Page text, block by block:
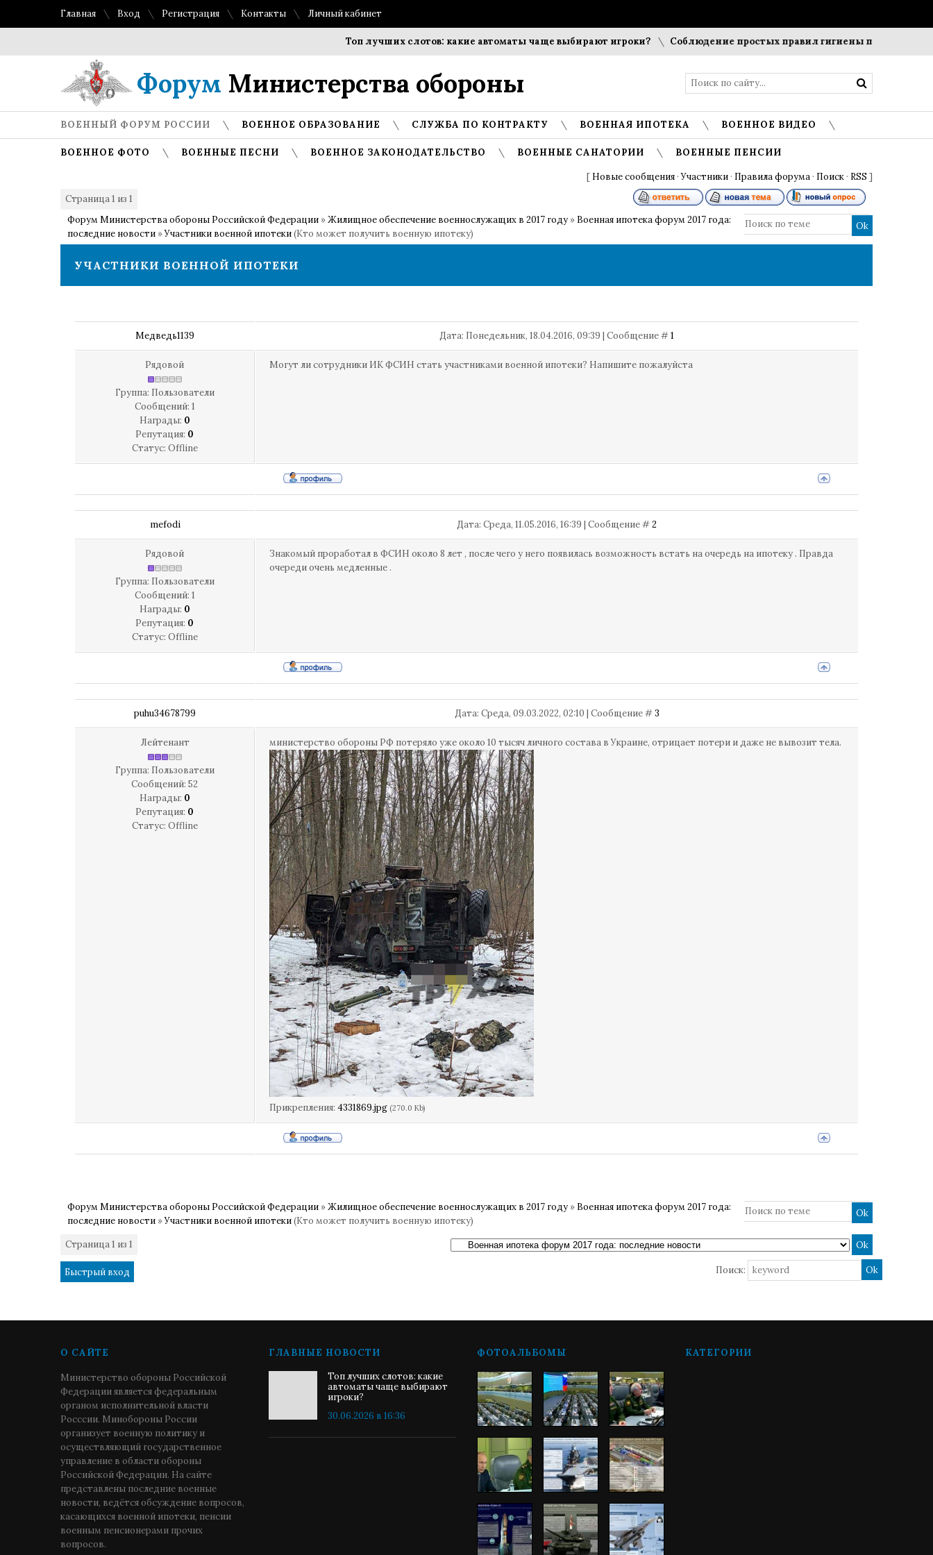
Главная Вход Регистрация Контакты Личный кабинет
Топ лучших слотов: какие автоматы чаще выбирают игроки? Соблюдение простых правил гигиены помогает
Форум Министерства обороны
ВОЕННЫЙ ФОРУМ РОССИИ ВОЕННОЕ ОБРАЗОВАНИЕ СЛУЖБА ПО КОНТРАКТУ ВОЕННАЯ ИПОТЕКА ВОЕННОЕ ВИДЕО
ВОЕННОЕ ФОТО ВОЕННЫЕ ПЕСНИ ВОЕННОЕ ЗАКОНОДАТЕЛЬСТВО ВОЕННЫЕ САНАТОРИИ ВОЕННЫЕ ПЕНСИИ
[ Новые сообщения ·Участники · Правила форума · Поиск · RSS ]
Страница1 из 1
Форум Министерства обороны Российской Федерации »Жилищное обеспечение военнослужащих в 2017 году » Военная ипотека форум 2017 года:
последние новости »Участники военной ипотеки(Кто может получить военную ипотеку)
УЧАСТНИКИ ВОЕННОЙ ИПОТЕКИ
Медведь1139 Дата: Понедельник, 18.04.2016, 09:39 | Сообщение #1
Рядовой
Группа: Пользователи
Сообщений: 1
Награды: 0
Репутация: 0
Статус: Offline
Могут ли сотрудники ИК ФСИН стать участниками военной ипотеки? Напишите пожалуйста
mefodi Дата: Среда, 11.05.2016, 16:39 | Сообщение #2
Рядовой
Группа: Пользователи
Сообщений: 1
Награды: 0
Репутация: 0
Статус: Offline
Знакомый проработал в ФСИН около 8 лет , после чего у него появилась возможность встать на очередь на ипотеку . Правда
очереди очень медленные .
puhu34678799 Дата: Среда, 09.03.2022, 02:10 | Сообщение #3
Лейтенант
Группа: Пользователи
Сообщений: 52
Награды: 0
Репутация: 0
Статус: Offline
министерство обороны РФ потеряло уже около 10 тысяч личного состава в Украине, отрицает потери и даже не вывозит тела.
Прикрепления: 4331869.jpg (270.0 Kb)
Форум Министерства обороны Российской Федерации »Жилищное обеспечение военнослужащих в 2017 году » Военная ипотека форум 2017 года:
последние новости »Участники военной ипотеки(Кто может получить военную ипотеку)
Страница1 из 1
Поиск:
О САЙТЕ
Министерство обороны Российской
Федерации является федеральным
органом исполнительной власти
Росссии. Минобороны России
организует военную политику и
осуществляющий государственное
управление в области обороны
Российской Федерации. На сайте
представлены последние военные
новости, ведётся обсуждение вопросов,
касающихся военной ипотеки, пенсии
военным пенсионерами прочих
вопросов.
ГЛАВНЫЕ НОВОСТИ
Топ лучших слотов: какие
автоматы чаще выбирают
игроки?
30.06.2026 в 16:36
ФОТОАЛЬБОМЫ КАТЕГОРИИ